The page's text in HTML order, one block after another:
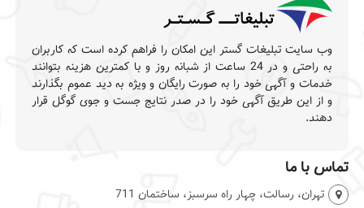
وب سایت تبلیغات گستر این امکان را فراهم کرده است که کاربران
به راحتی و در 24 ساعت از شبانه روز و با کمترین هزینه بتوانند
خدمات و آگهی خود را به صورت رایگان و ویژه به دید عموم بگذارند
و از این طریق آگهی خود را در صدر نتایج جست و جوی گوگل قرار
دهند.
تماس با ما
تهران، رسالت، چهار راه سرسبز، ساختمان 711